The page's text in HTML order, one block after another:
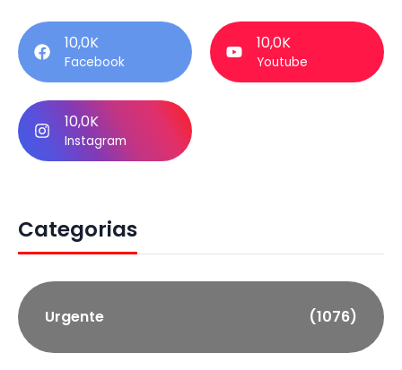
10,0K
Facebook
10,0K
Youtube
10,0K
Instagram
Categorias
Urgente (1076)